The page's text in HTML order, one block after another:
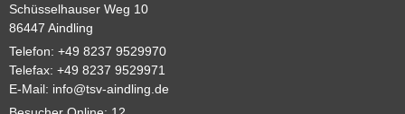
Schüsselhauser Weg 10
86447 Aindling
Telefon: +49 8237 9529970
Telefax: +49 8237 9529971
E-Mail: info@tsv-aindling.de